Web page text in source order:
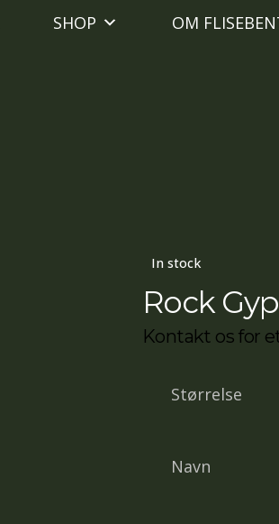
SHOP OM
In stock
Rock
Kontakt os for